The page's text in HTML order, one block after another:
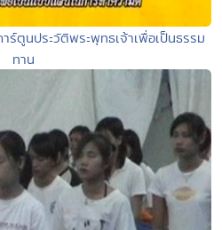
ตูนประวัติพระพุทธเจ้าเพื่อเป็นธรรม
ทาน